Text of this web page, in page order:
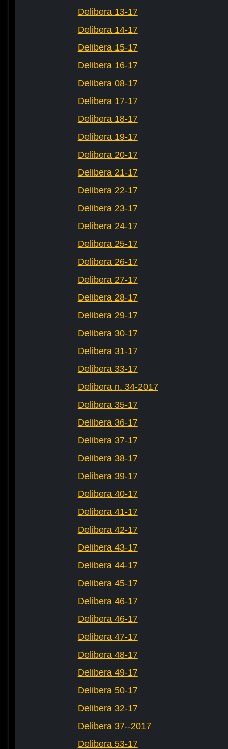
Delibera 13-17
Delibera 14-17
Delibera 15-17
Delibera 16-17
Delibera 08-17
Delibera 17-17
Delibera 18-17
Delibera 19-17
Delibera 20-17
Delibera 21-17
Delibera 22-17
Delibera 23-17
Delibera 24-17
Delibera 25-17
Delibera 26-17
Delibera 27-17
Delibera 28-17
Delibera 29-17
Delibera 30-17
Delibera 31-17
Delibera 33-17
Delibera n. 34-2017
Delibera 35-17
Delibera 36-17
Delibera 37-17
Delibera 38-17
Delibera 39-17
Delibera 40-17
Delibera 41-17
Delibera 42-17
Delibera 43-17
Delibera 44-17
Delibera 45-17
Delibera 46-17
Delibera 46-17
Delibera 47-17
Delibera 48-17
Delibera 49-17
Delibera 50-17
Delibera 32-17
Delibera 37--2017
Delibera 53-17